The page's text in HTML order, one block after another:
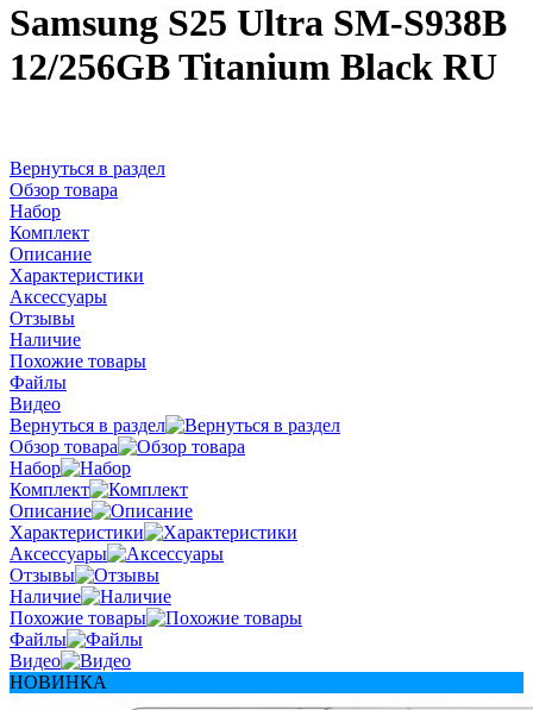
Samsung S25 Ultra SM-S938B
12/256GB Titanium Black RU
Вернуться в раздел
Обзор товара
Набор
Комплект
Описание
Характеристики
Аксессуары
Отзывы
Наличие
Похожие товары
Файлы
Видео
Вернуться в раздел
Обзор товара
Набор
Комплект
Описание
Характеристики
Аксессуары
Отзывы
Наличие
Похожие товары
Файлы
Видео
НОВИНКА